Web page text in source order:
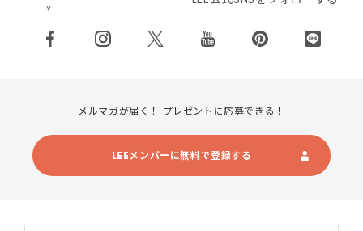
メルマガが届く！ プレゼントに応募できる！
LEEメンバーに無料で登録する